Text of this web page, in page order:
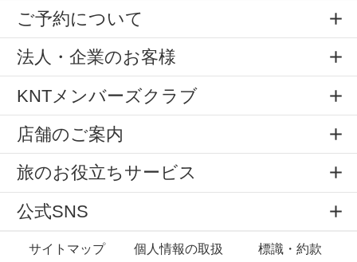
ご予約について
法人・企業のお客様
KNTメンバーズクラブ
店舗のご案内
旅のお役立ちサービス
公式SNS
サイトマップ 個人情報の取扱 標識・約款